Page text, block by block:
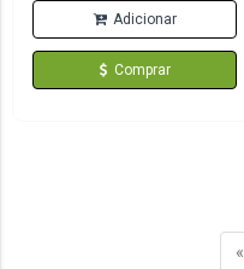
Adicionar
Comprar
«